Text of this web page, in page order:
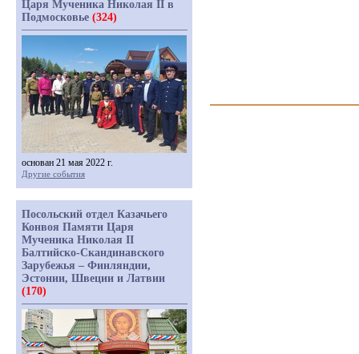
Царя Мученика Николая II в
Подмосковье (324)
основан 21 мая 2022 г.
Другие события
Посольский отдел Казачьего
Конвоя Памяти Царя
Мученика Николая II
Балтийско-Скандинавского
Зарубежья – Финляндии,
Эстонии, Швеции и Латвии
(170)